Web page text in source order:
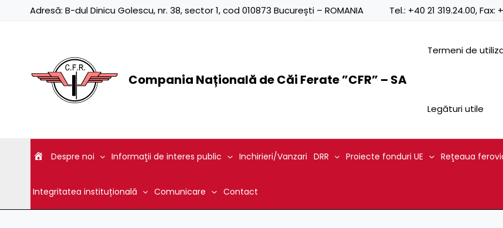
Adresă: B-dul Dinicu Golescu, nr. 38, sector 1, cod 010873 București – ROMANIA Tel.: +40 21 319.24.00, Fax:
Compania Națională de Căi Ferate ”CFR” – SA
Termeni de
Legături utile
Despre noi Informaţii de interes public Inchirieri/Vanzari DRR Proiecte fonduri UE Reţeaua
Integritatea instituțională Comunicare Contact